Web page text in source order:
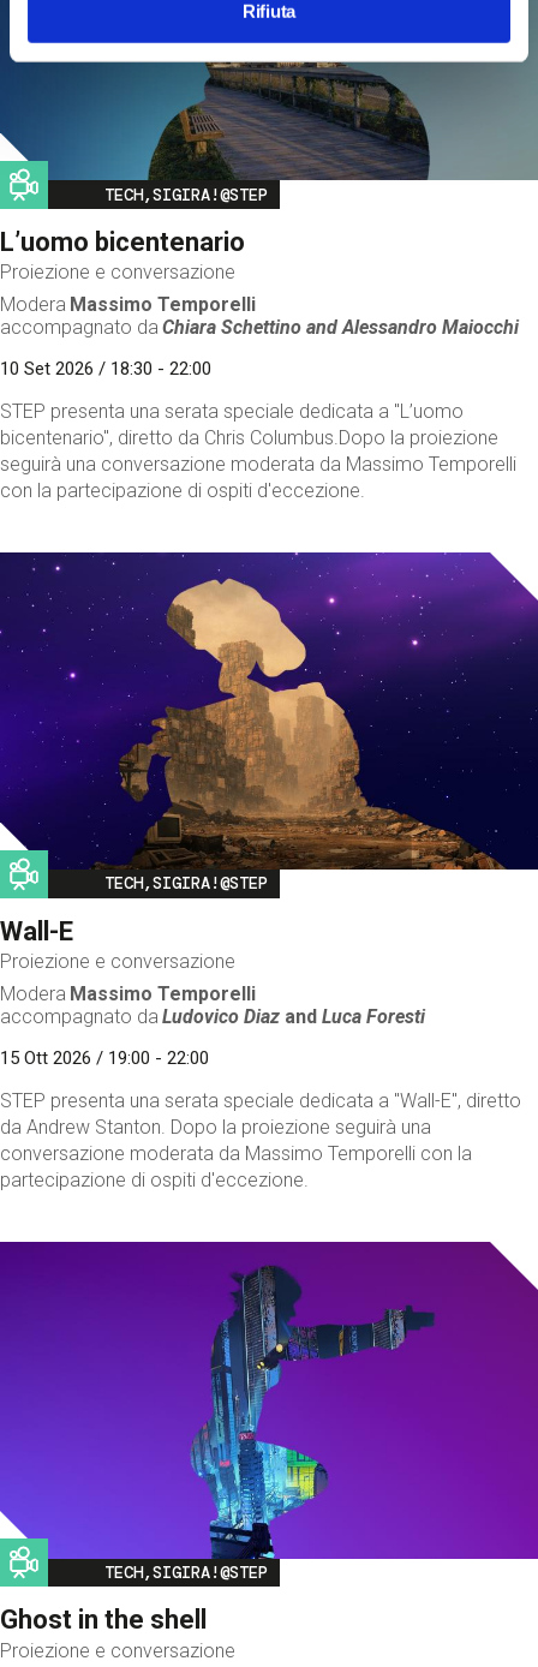
Rifiuta
Image
TECH,SIGIRA!@STEP
L’uomo bicentenario
Proiezione e conversazione
Modera Massimo Temporelli
accompagnato da Chiara Schettino andAlessandro Maiocchi
10 Set 2026 / 18:30 - 22:00
STEP presenta una serata speciale dedicata a "L’uomo
bicentenario", diretto da Chris Columbus.Dopo la proiezione
seguirà una conversazione moderata da Massimo Temporelli
con la partecipazione di ospiti d'eccezione.
Image
TECH,SIGIRA!@STEP
Wall-E
Proiezione e conversazione
Modera Massimo Temporelli
accompagnato da Ludovico Diaz andLuca Foresti
15 Ott 2026 / 19:00 - 22:00
STEP presenta una serata speciale dedicata a "Wall-E", diretto
da Andrew Stanton. Dopo la proiezione seguirà una
conversazione moderata da Massimo Temporelli con la
partecipazione di ospiti d'eccezione.
Image
TECH,SIGIRA!@STEP
Ghost in the shell
Proiezione e conversazione